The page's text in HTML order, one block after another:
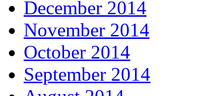
December 2014
November 2014
October 2014
September 2014